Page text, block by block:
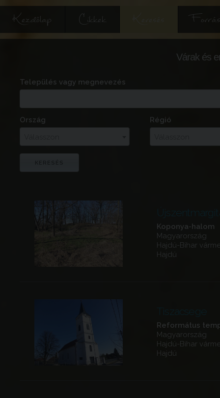
Kezdőlap Cikkek
Várak és
Település vagy megnevezés
Ország
Régió
Koponya-halom
Magyarország
Hajdú-Bihar
Hajdú
Tiszacsege
Református
Magyarország
Hajdú-Bihar
Hajdú